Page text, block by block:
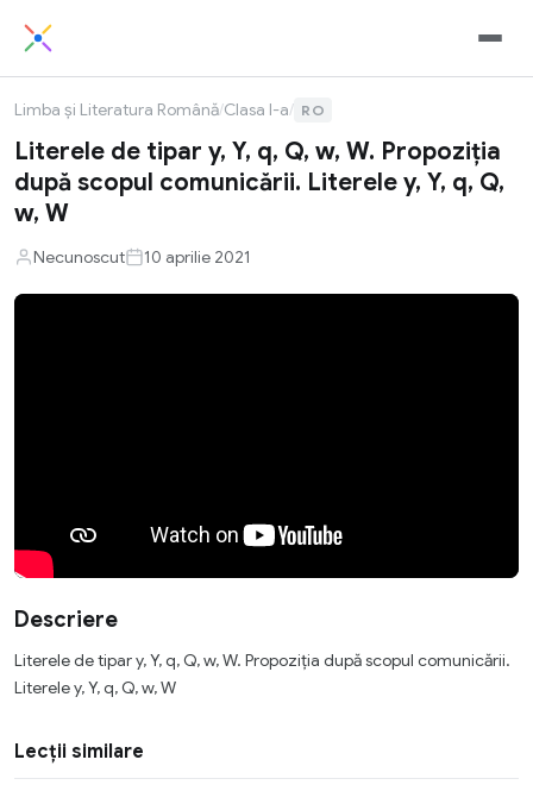
Limba și Literatura Română/Clasa I-a/ RO
Literele de tipar y, Y, q, Q, w, W. Propoziția
după scopul comunicării. Literele y, Y, q, Q,
w, W
Necunoscut 10 aprilie 2021
Descriere
Literele de tipar y, Y, q, Q, w, W. Propoziția după scopul comunicării.
Literele y, Y, q, Q, w, W
Lecții similare